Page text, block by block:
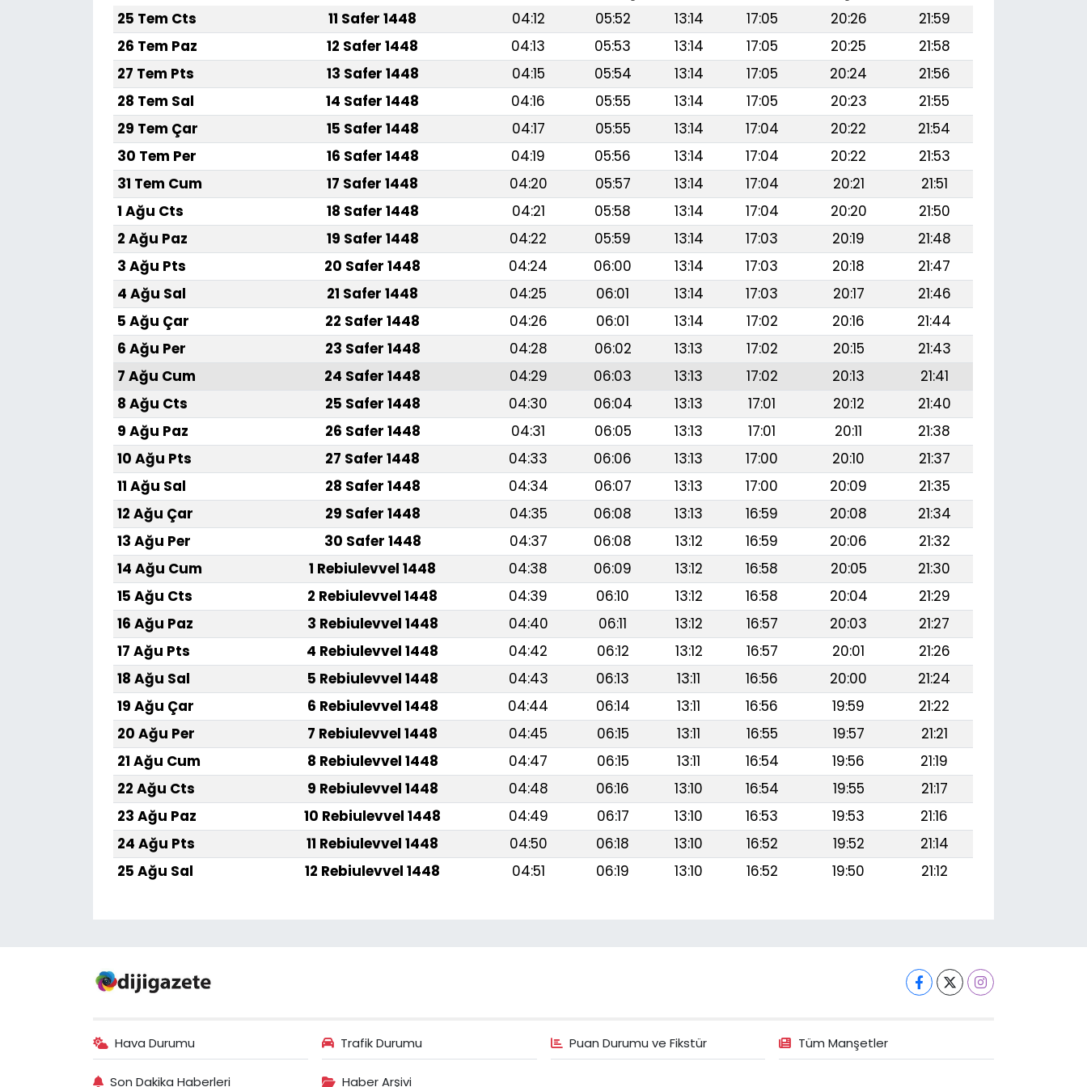
25 Tem Cts
11 Safer 1448 04:12 05:52 13:14 17:05 20:26
21:59
26 Tem Paz
12 Safer 1448 04:13 05:53 13:14 17:05 20:25
21:58
27 Tem Pts
13 Safer 1448 04:15 05:54 13:14 17:05 20:24
21:56
28 Tem Sal
14 Safer 1448 04:16 05:55 13:14 17:05 20:23
21:55
29 Tem Çar
15 Safer 1448 04:17 05:55 13:14 17:04 20:22
21:54
30 Tem Per
16 Safer 1448 04:19 05:56 13:14 17:04 20:22
21:53
31 Tem Cum
17 Safer 1448 04:20 05:57 13:14 17:04 20:21
21:51
1 Ağu Cts
18 Safer 1448 04:21 05:58 13:14 17:04 20:20
21:50
2 Ağu Paz
19 Safer 1448 04:22 05:59 13:14 17:03 20:19
21:48
3 Ağu Pts
20 Safer 1448 04:24 06:00 13:14 17:03 20:18
21:47
4 Ağu Sal
21 Safer 1448 04:25 06:01 13:14 17:03 20:17
21:46
5 Ağu Çar
22 Safer 1448 04:26 06:01 13:14 17:02 20:16
21:44
6 Ağu Per
23 Safer 1448 04:28 06:02 13:13 17:02 20:15
21:43
7 Ağu Cum
24 Safer 1448 04:29 06:03 13:13 17:02 20:13
21:41
8 Ağu Cts
25 Safer 1448 04:30 06:04 13:13 17:01 20:12
21:40
9 Ağu Paz
26 Safer 1448 04:31 06:05 13:13 17:01 20:11
21:38
10 Ağu Pts
27 Safer 1448 04:33 06:06 13:13 17:00 20:10
21:37
11 Ağu Sal
28 Safer 1448 04:34 06:07 13:13 17:00 20:09
21:35
12 Ağu Çar
29 Safer 1448 04:35 06:08 13:13 16:59 20:08
21:34
13 Ağu Per
30 Safer 1448 04:37 06:08 13:12 16:59 20:06
21:32
14 Ağu Cum
1 Rebiulevvel 1448 04:38 06:09 13:12 16:58 20:05
21:30
15 Ağu Cts
2 Rebiulevvel 1448 04:39 06:10 13:12 16:58 20:04
21:29
16 Ağu Paz
3 Rebiulevvel 1448 04:40 06:11 13:12 16:57 20:03
21:27
17 Ağu Pts
4 Rebiulevvel 1448 04:42 06:12 13:12 16:57 20:01
21:26
18 Ağu Sal
5 Rebiulevvel 1448 04:43 06:13 13:11 16:56 20:00
21:24
19 Ağu Çar
6 Rebiulevvel 1448 04:44 06:14 13:11 16:56 19:59
21:22
20 Ağu Per
7 Rebiulevvel 1448 04:45 06:15 13:11 16:55 19:57
21:21
21 Ağu Cum
8 Rebiulevvel 1448 04:47 06:15 13:11 16:54 19:56
21:19
22 Ağu Cts
9 Rebiulevvel 1448 04:48 06:16 13:10 16:54 19:55
21:17
23 Ağu Paz
10 Rebiulevvel 1448 04:49 06:17 13:10 16:53 19:53
21:16
24 Ağu Pts
11 Rebiulevvel 1448 04:50 06:18 13:10 16:52 19:52
21:14
25 Ağu Sal
12 Rebiulevvel 1448 04:51 06:19 13:10 16:52 19:50 21:12
Hava Durumu Trafik Durumu Puan Durumu ve Fikstür Tüm Manşetler
Son Dakika Haberleri Haber Arşivi
Video Galeri